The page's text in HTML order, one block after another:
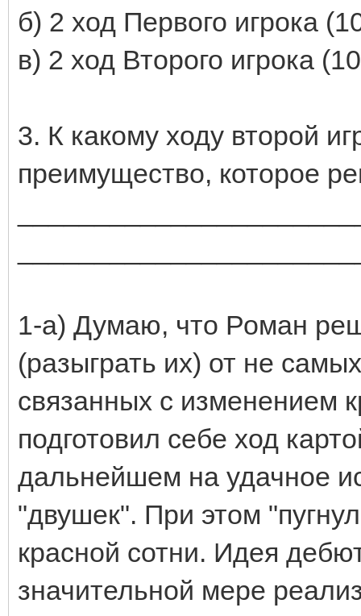
б) 2 ход Первого игрока
в) 2 ход Второго игрока
3. К какому ходу второй
преимущество, которое
1-а) Думаю, что Роман
(разыграть их) от не
связанных с изменением
подготовил себе ход
дальнейшем на удачное
"двушек". При этом
красной сотни. Идея
значительной мере